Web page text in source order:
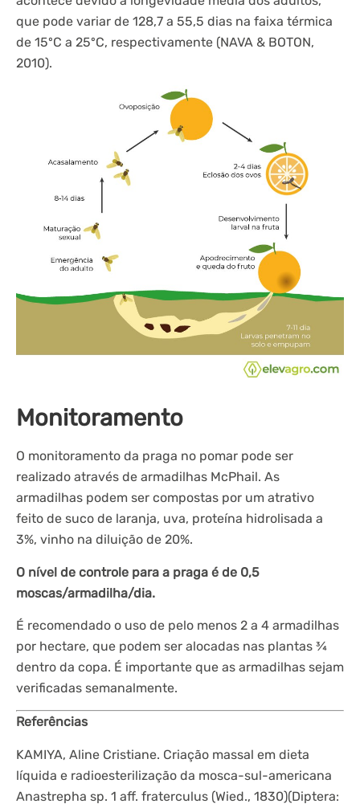
que pode variar de 128,7 a 55,5 dias na faixa térmica
de 15ºC a 25ºC, respectivamente (NAVA & BOTON,
2010).
Monitoramento
O monitoramento da praga no pomar pode ser
realizado através de armadilhas McPhail. As
armadilhas podem ser compostas por um atrativo
feito de suco de laranja, uva, proteína hidrolisada a
3%, vinho na diluição de 20%.
O nível de controle para a praga é de 0,5
moscas/armadilha/dia.
É recomendado o uso de pelo menos 2 a 4 armadilhas
por hectare, que podem ser alocadas nas plantas ¾
dentro da copa. É importante que as armadilhas sejam
verificadas semanalmente.
Referências
KAMIYA, Aline Cristiane. Criação massal em dieta
líquida e radioesterilização da mosca-sul-americana
Anastrepha sp. 1 aff. fraterculus (Wied., 1830)(Diptera: